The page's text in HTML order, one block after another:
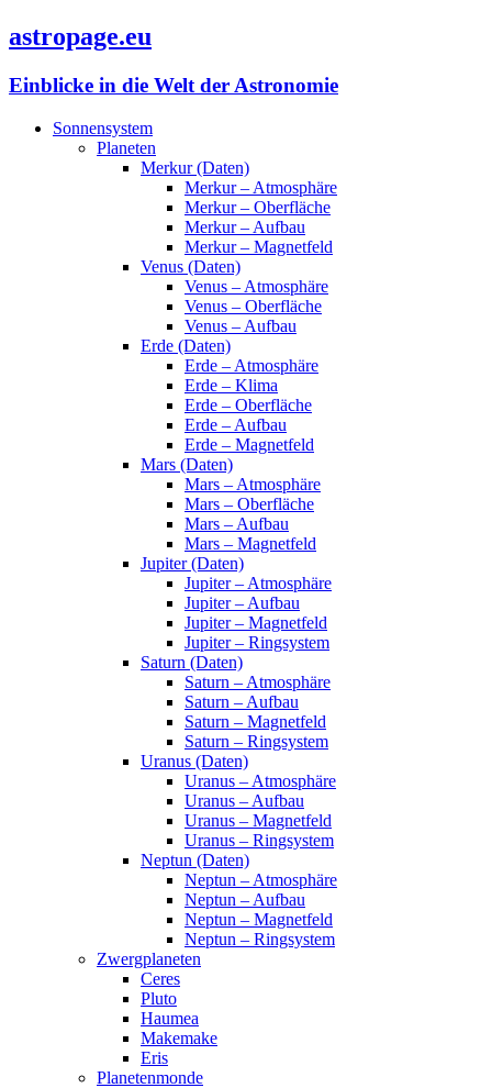
astropage.eu
Einblicke in die Welt der Astronomie
Sonnensystem
Planeten
Merkur (Daten)
Merkur – Atmosphäre
Merkur – Oberfläche
Merkur – Aufbau
Merkur – Magnetfeld
Venus (Daten)
Venus – Atmosphäre
Venus – Oberfläche
Venus – Aufbau
Erde (Daten)
Erde – Atmosphäre
Erde – Klima
Erde – Oberfläche
Erde – Aufbau
Erde – Magnetfeld
Mars (Daten)
Mars – Atmosphäre
Mars – Oberfläche
Mars – Aufbau
Mars – Magnetfeld
Jupiter (Daten)
Jupiter – Atmosphäre
Jupiter – Aufbau
Jupiter – Magnetfeld
Jupiter – Ringsystem
Saturn (Daten)
Saturn – Atmosphäre
Saturn – Aufbau
Saturn – Magnetfeld
Saturn – Ringsystem
Uranus (Daten)
Uranus – Atmosphäre
Uranus – Aufbau
Uranus – Magnetfeld
Uranus – Ringsystem
Neptun (Daten)
Neptun – Atmosphäre
Neptun – Aufbau
Neptun – Magnetfeld
Neptun – Ringsystem
Zwergplaneten
Ceres
Pluto
Haumea
Makemake
Eris
Planetenmonde